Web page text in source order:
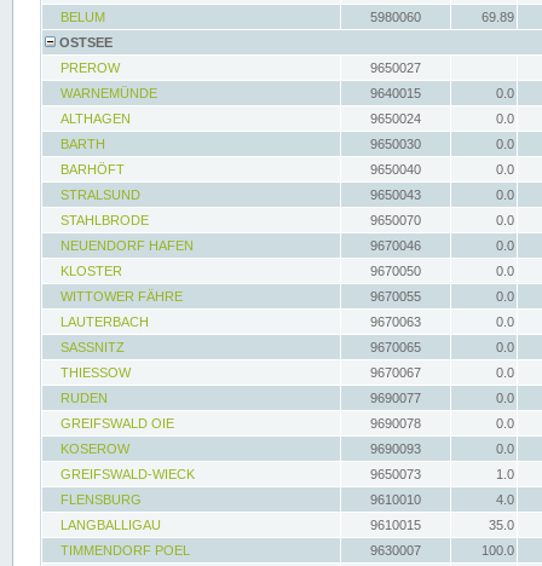
BELUM
5980060
69.89
OSTSEE
PREROW
9650027
WARNEMÜNDE
9640015
0.0
ALTHAGEN
9650024
0.0
BARTH
9650030
0.0
BARHÖFT
9650040
0.0
STRALSUND
9650043
0.0
STAHLBRODE
9650070
0.0
NEUENDORF HAFEN
9670046
0.0
KLOSTER
9670050
0.0
WITTOWER FÄHRE
9670055
0.0
LAUTERBACH
9670063
0.0
SASSNITZ
9670065
0.0
THIESSOW
9670067
0.0
RUDEN
9690077
0.0
GREIFSWALD OIE
9690078
0.0
KOSEROW
9690093
0.0
GREIFSWALD-WIECK
9650073
1.0
FLENSBURG
9610010
4.0
LANGBALLIGAU
9610015
35.0
TIMMENDORF POEL
9630007
100.0